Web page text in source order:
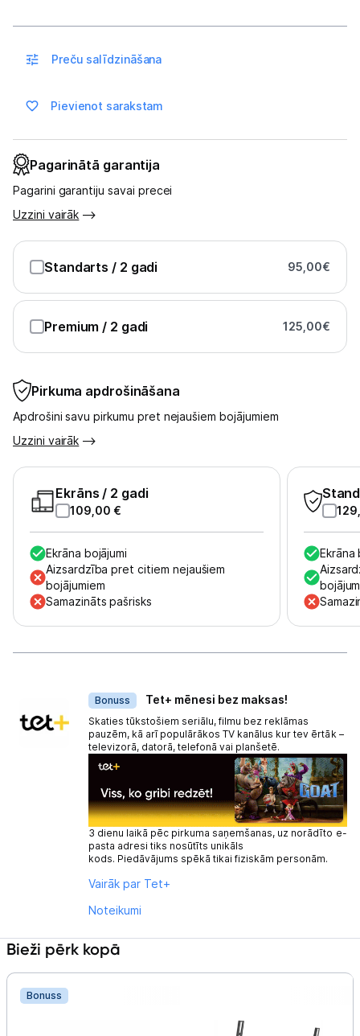
Uzņēmumiem
Tet pakalpojumi
Informācija
Preču salīdzināšana
Pievienot sarakstam
Pirkuma apdrošināšana
Apdrošini savu pirkumu pret nejaušiem bojājumiem
Uzzini vairāk
Ekrāns / 2 gadi
109,00 €
Ekrāna bojājumi
Aizsardzība pret citiem nejaušiem
bojājumiem
Samazināts pašrisks
Ekrāna
Pagarinātā garantija
Pagarini garantiju savai precei
Uzzini vairāk
Standarts / 2 gadi 95,00€
Premium / 2 gadi 125,00€
Bonuss Tet+ mēnesi bez maksas!
Skaties tūkstošiem seriālu, filmu bez reklāmas
pauzēm, kā arī populārākos TV kanālus kur tev ērtāk –
televizorā, datorā, telefonā vai planšetē.
3 dienu laikā pēc pirkuma saņemšanas, uz norādīto e-
pasta adresi tiks nosūtīts unikāls
kods. Piedāvājums spēkā tikai fiziskām personām.
Vairāk par Tet+
Noteikumi
Bieži pērk kopā
Bonuss